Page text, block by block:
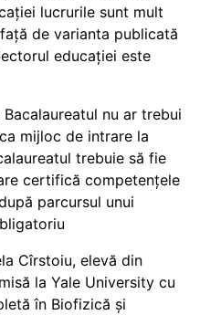
lucrurile sunt mult
de varianta publicată
educației este
nu ar trebui
mijloc de intrare la
trebuie să fie
certifică competențele
parcursul unui
Cîrstoiu, elevă din
la Yale University cu
în Biofizică și